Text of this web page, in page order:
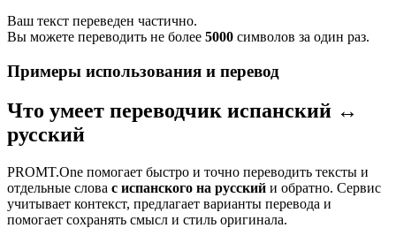
Ваш текст переведен частично.
Вы можете переводить не более 5000 символов за один раз.
Примеры использования и перевод
Что умеет переводчик испанский ↔
русский
PROMT.One помогает быстро и точно переводить тексты и
отдельные слова с испанского на русский и обратно. Сервис
учитывает контекст, предлагает варианты перевода и
помогает сохранять смысл и стиль оригинала.